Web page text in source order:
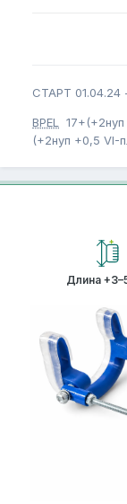
СТАРТ 01.04.24
BPEL
(+2нуп +0,5 VI-
Длина